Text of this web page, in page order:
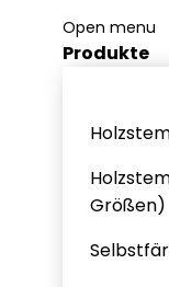
Open menu
Produkte
Größen)